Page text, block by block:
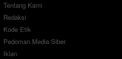
Tentang Kami
Redaksi
Kode Etik
Pedoman Media Siber
Iklan